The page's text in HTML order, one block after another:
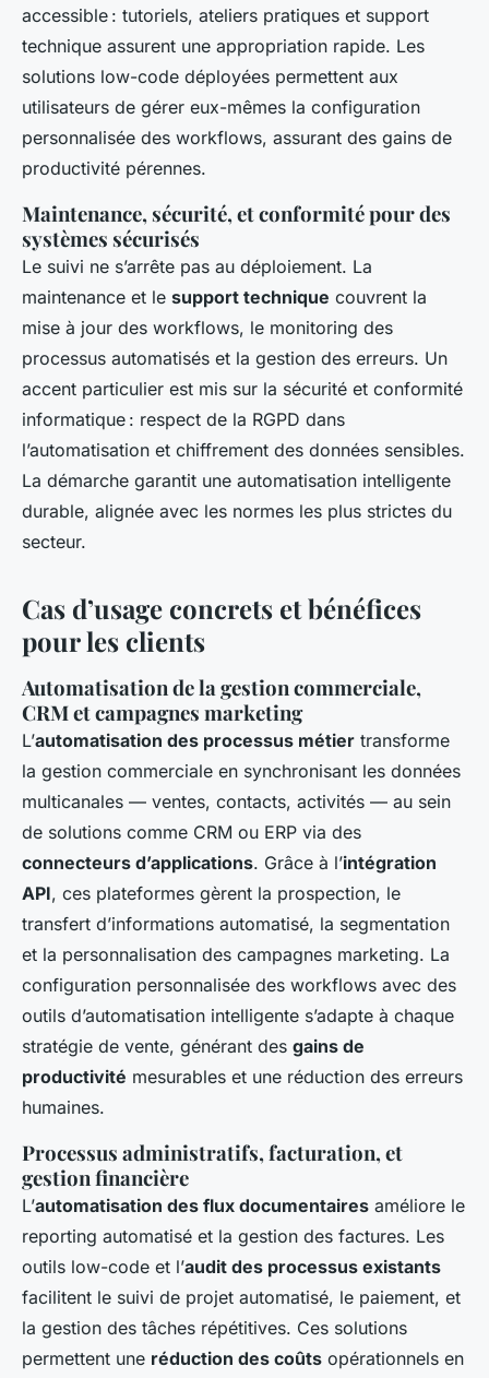
accessible : tutoriels, ateliers pratiques et support
technique assurent une appropriation rapide. Les
solutions low-code déployées permettent aux
utilisateurs de gérer eux-mêmes la configuration
personnalisée des workflows, assurant des gains de
productivité pérennes.
Maintenance, sécurité, et conformité pour des
systèmes sécurisés
Le suivi ne s’arrête pas au déploiement. La
maintenance et le support technique couvrent la
mise à jour des workflows, le monitoring des
processus automatisés et la gestion des erreurs. Un
accent particulier est mis sur la sécurité et conformité
informatique : respect de la RGPD dans
l’automatisation et chiffrement des données sensibles.
La démarche garantit une automatisation intelligente
durable, alignée avec les normes les plus strictes du
secteur.
Cas d’usage concrets et bénéfices
pour les clients
Automatisation de la gestion commerciale,
CRM et campagnes marketing
L’automatisation des processus métier transforme
la gestion commerciale en synchronisant les données
multicanales — ventes, contacts, activités — au sein
de solutions comme CRM ou ERP via des
connecteurs d’applications. Grâce à l’intégration
API, ces plateformes gèrent la prospection, le
transfert d’informations automatisé, la segmentation
et la personnalisation des campagnes marketing. La
configuration personnalisée des workflows avec des
outils d’automatisation intelligente s’adapte à chaque
stratégie de vente, générant des gains de
productivité mesurables et une réduction des erreurs
humaines.
Processus administratifs, facturation, et
gestion financière
L’automatisation des flux documentaires améliore le
reporting automatisé et la gestion des factures. Les
outils low-code et l’audit des processus existants
facilitent le suivi de projet automatisé, le paiement, et
la gestion des tâches répétitives. Ces solutions
permettent une réduction des coûts opérationnels en